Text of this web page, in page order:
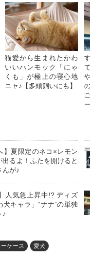
猫愛から生まれたかわ
いいハンモック「にゃ
くも」が極上の寝心地
ニャ♪【多頭飼いにも】
】夏限定のネコ×レモン
るよ！ふたを開けると
んが♪
人気急上昇中!? ディズ
犬キャラ」“ナナ”の単独
♪
ーケース 愛犬